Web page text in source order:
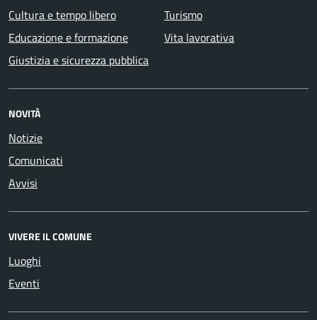
Cultura e tempo libero
Educazione e formazione
Giustizia e sicurezza pubblica
Turismo
Vita lavorativa
NOVITÀ
Notizie
Comunicati
Avvisi
VIVERE IL COMUNE
Luoghi
Eventi